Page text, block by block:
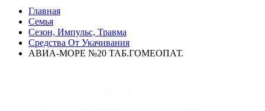
Главная
Семья
Сезон, Импульс, Травма
Средства От Укачивания
АВИА-МОРЕ №20 ТАБ.ГОМЕОПАТ.